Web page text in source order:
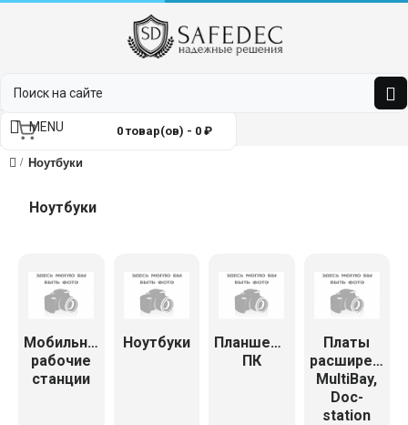
0 товар(ов) - 0 ₽
MENU
Ноутбуки
Ноутбуки
Мобильные
рабочие
станции
Ноутбуки
Планшетные
ПК
Платы
расширения,
MultiBay,
Doc-
station